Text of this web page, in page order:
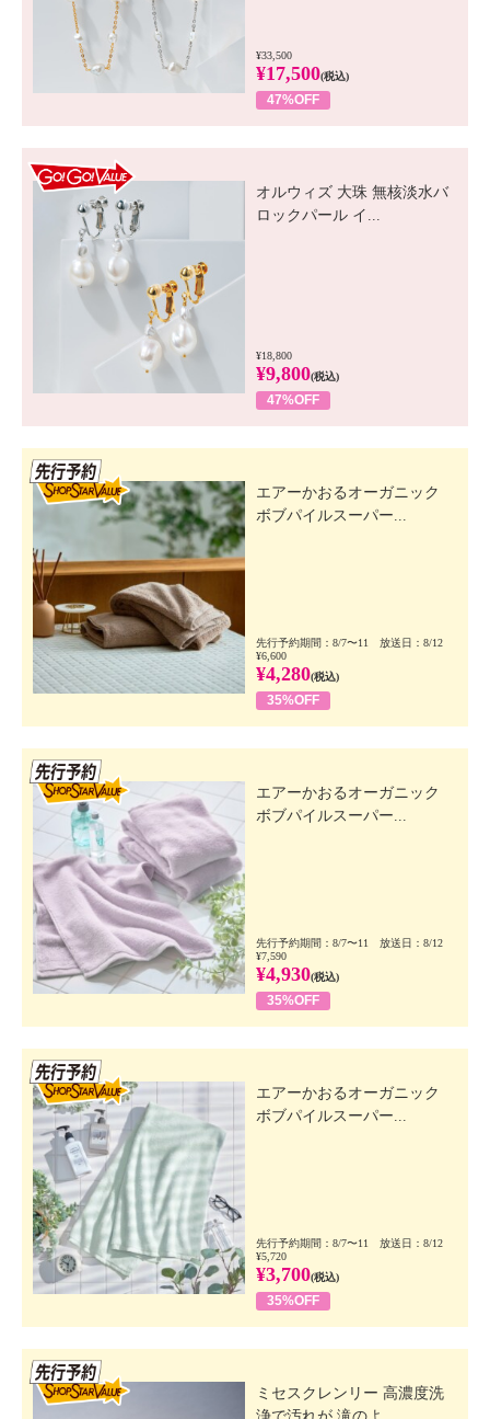
¥33,500
¥17,500(税込)
47%OFF
オルウィズ 大珠 無核淡水バ
ロックパール イ...
¥18,800
¥9,800(税込)
47%OFF
エアーかおるオーガニック
ボブパイルスーパー...
先行予約期間：8/7〜11 放送日：8/12
¥6,600
¥4,280(税込)
35%OFF
エアーかおるオーガニック
ボブパイルスーパー...
先行予約期間：8/7〜11 放送日：8/12
¥7,590
¥4,930(税込)
35%OFF
エアーかおるオーガニック
ボブパイルスーパー...
先行予約期間：8/7〜11 放送日：8/12
¥5,720
¥3,700(税込)
35%OFF
ミセスクレンリー 高濃度洗